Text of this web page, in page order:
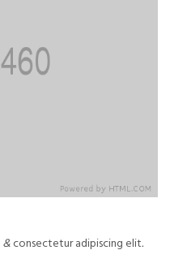
&consectetur adipiscing elit.